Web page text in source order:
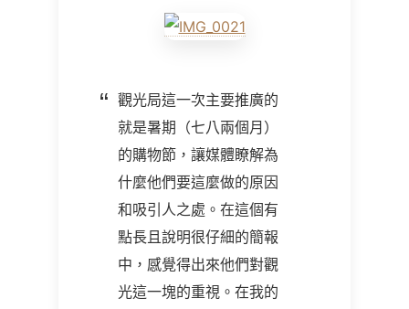
觀光局這一次主要推廣的
就是暑期（七八兩個月）
的購物節，讓媒體瞭解為
什麼他們要這麼做的原因
和吸引人之處。在這個有
點長且說明很仔細的簡報
中，感覺得出來他們對觀
光這一塊的重視。在我的